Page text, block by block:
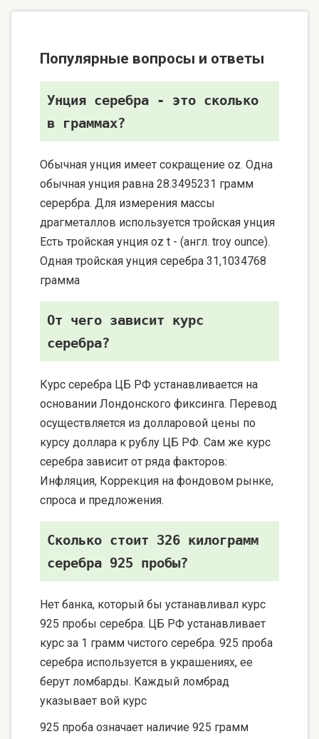
Популярные вопросы и ответы
Унция серебра - это сколько
в граммах?
Обычная унция имеет сокращение oz. Одна
обычная унция равна 28.3495231 грамм
серербра. Для измерения массы
драгметаллов используется тройская унция
Есть тройская унция oz t - (англ. troy ounce).
Одная тройская унция серебра 31,1034768
грамма
От чего зависит курс
серебра?
Курс серебра ЦБ РФ устанавливается на
основании Лондонского фиксинга. Перевод
осуществляется из долларовой цены по
курсу доллара к рублу ЦБ РФ. Сам же курс
серебра зависит от ряда факторов:
Инфляция, Коррекция на фондовом рынке,
спроса и предложения.
Сколько стоит 326 килограмм
серебра 925 пробы?
Нет банка, который бы устанавливал курс
925 пробы серебра. ЦБ РФ устанавливает
курс за 1 грамм чистого серебра. 925 проба
серебра используется в украшениях, ее
берут ломбарды. Каждый ломбрад
указывает вой курс
925 проба означает наличие 925 грамм